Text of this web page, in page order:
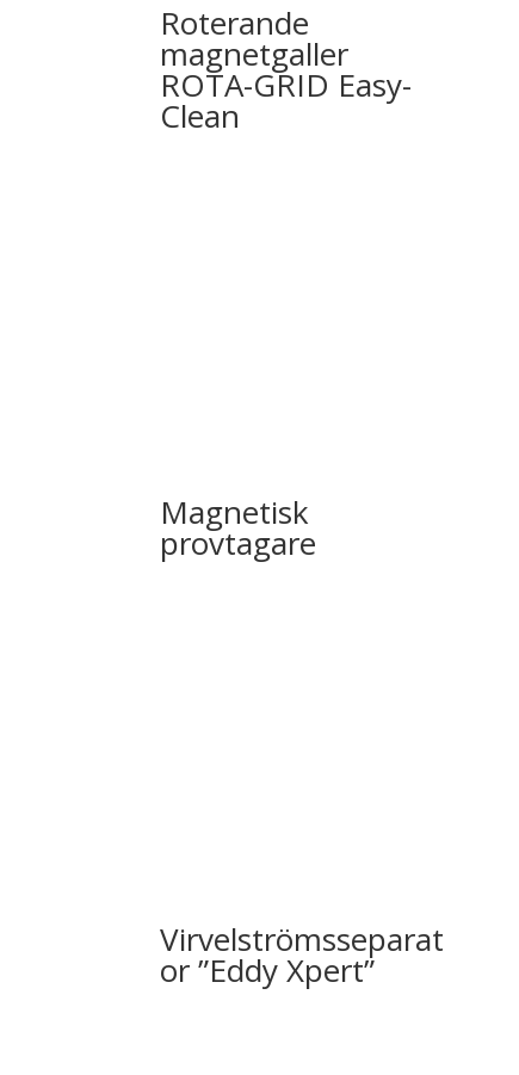
Roterande
magnetgaller
ROTA-GRID Easy-
Clean
Magnetisk
provtagare
Virvelströmsseparat
or ”Eddy Xpert”